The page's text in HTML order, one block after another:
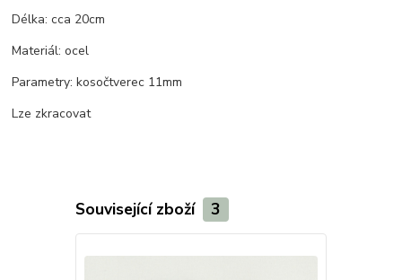
Délka: cca 20cm
Materiál: ocel
Parametry: kosočtverec 11mm
Lze zkracovat
Související zboží 3